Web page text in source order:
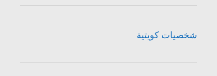
شخصيات كويتية